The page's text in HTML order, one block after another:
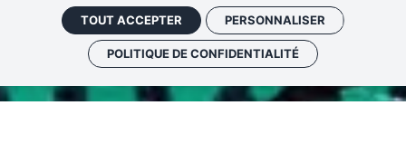
TOUT ACCEPTER PERSONNALISER
POLITIQUE DE CONFIDENTIALITÉ